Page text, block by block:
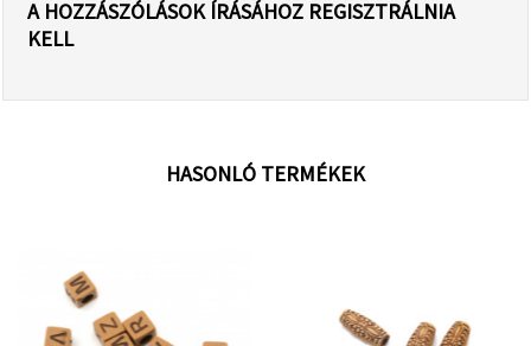
A HOZZÁSZÓLÁSOK ÍRÁSÁHOZ REGISZTRÁLNIA
KELL
HASONLÓ TERMÉKEK